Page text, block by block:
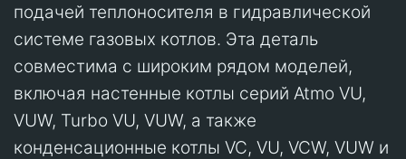
подачей теплоносителя в гидравлической
системе газовых котлов. Эта деталь
совместима с широким рядом моделей,
включая настенные котлы серий Atmo VU,
VUW, Turbo VU, VUW, а также
конденсационные котлы VC, VU, VCW, VUW и